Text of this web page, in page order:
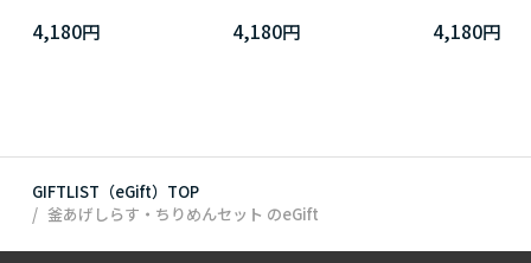
4,180円
4,180円
4,180円
GIFTLIST（eGift）TOP
釜あげしらす・ちりめんセット のeGift